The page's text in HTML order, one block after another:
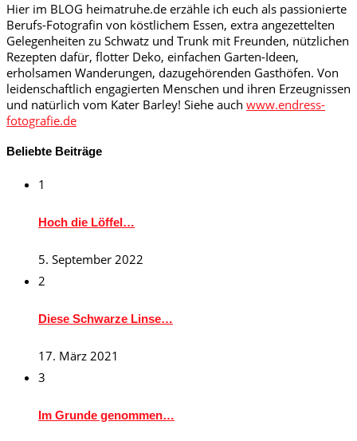
Hier im BLOG heimatruhe.de erzähle ich euch als passionierte
Berufs-Fotografin von köstlichem Essen, extra angezettelten
Gelegenheiten zu Schwatz und Trunk mit Freunden, nützlichen
Rezepten dafür, flotter Deko, einfachen Garten-Ideen,
erholsamen Wanderungen, dazugehörenden Gasthöfen. Von
leidenschaftlich engagierten Menschen und ihren Erzeugnissen
und natürlich vom Kater Barley! Siehe auch www.endress-
fotografie.de
Beliebte Beiträge
1
Hoch die Löffel…
5. September 2022
2
Diese Schwarze Linse…
17. März 2021
3
Im Grunde genommen…